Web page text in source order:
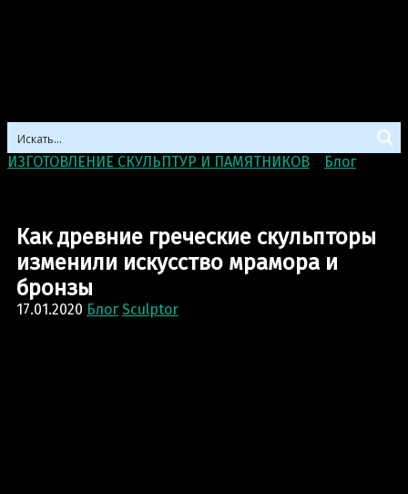
ИЗГОТОВЛЕНИЕ СКУЛЬПТУР И ПАМЯТНИКОВ Блог>
Как древние греческие скульпторы
изменили искусство мрамора и
бронзы
17.01.2020 Блог Sculptor